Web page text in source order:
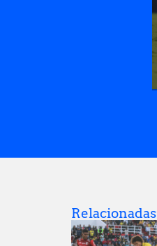
Relacionadas